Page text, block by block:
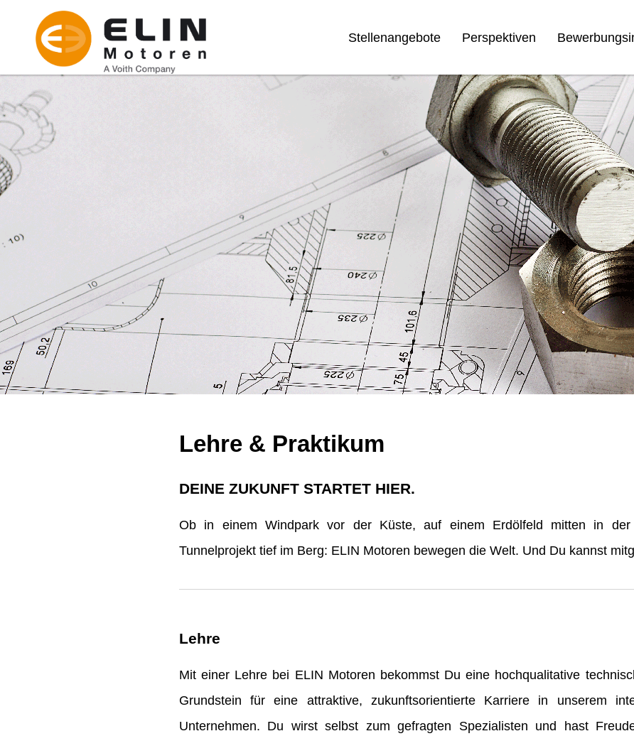
Stellenangebote Perspektiven
Lehre & Praktikum
DEINE ZUKUNFT STARTET HIER.
Ob in einem Windpark vor der Küste, auf einem Erdölfeld mitten in
Tunnelprojekt tief im Berg: ELIN Motoren bewegen die Welt. Und Du kannst
Lehre
Mit einer Lehre bei ELIN Motoren bekommst Du eine hochqualitative
Grundstein für eine attraktive, zukunftsorientierte Karriere in unserem
Unternehmen. Du wirst selbst zum gefragten Spezialisten und hast